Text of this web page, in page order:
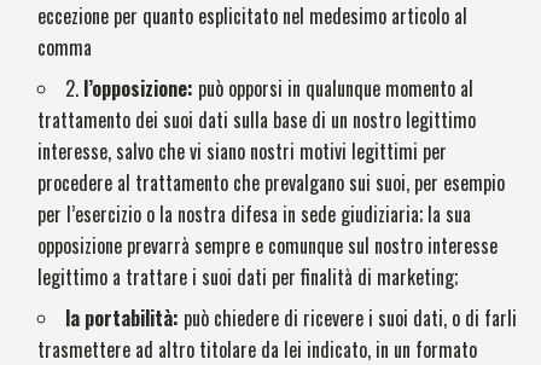
eccezione per quanto esplicitato nel medesimo articolo al
comma
2. l’opposizione: può opporsi in qualunque momento al
trattamento dei suoi dati sulla base di un nostro legittimo
interesse, salvo che vi siano nostri motivi legittimi per
procedere al trattamento che prevalgano sui suoi, per esempio
per l’esercizio o la nostra difesa in sede giudiziaria; la sua
opposizione prevarrà sempre e comunque sul nostro interesse
legittimo a trattare i suoi dati per finalità di marketing;
la portabilità: può chiedere di ricevere i suoi dati, o di farli
trasmettere ad altro titolare da lei indicato, in un formato